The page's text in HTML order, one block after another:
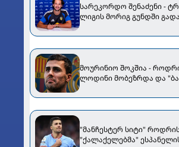
სარეკორდო შენაძენი -
ლიგის მორიგ გუნდში
მოურინიო შოკშია -
ლოდინი მობეზრდა და
"მანჩესტერ სიტი"
"ქალაქელებმა"